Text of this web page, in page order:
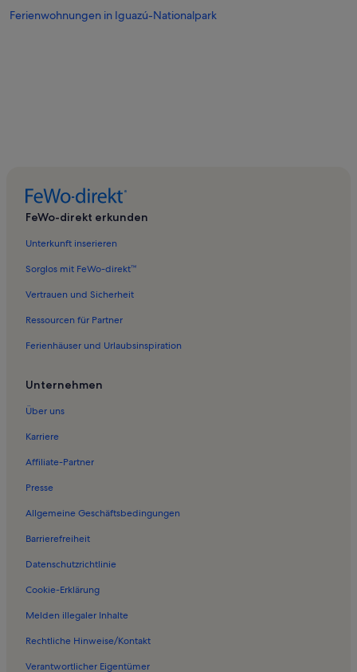
Ferienwohnungen in Iguazú-Nationalpark
FeWo-direkt erkunden
Unterkunft inserieren
Sorglos mit FeWo-direkt™
Vertrauen und Sicherheit
Ressourcen für Partner
Ferienhäuser und Urlaubsinspiration
Unternehmen
Über uns
Karriere
Affiliate-Partner
Presse
Allgemeine Geschäftsbedingungen
Barrierefreiheit
Datenschutzrichtlinie
Cookie-Erklärung
Melden illegaler Inhalte
Rechtliche Hinweise/Kontakt
Verantwortlicher Eigentümer